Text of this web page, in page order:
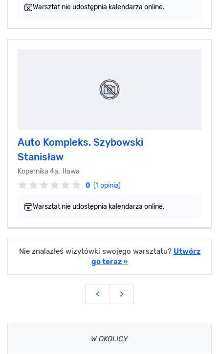
Warsztat nie udostępnia kalendarza online.
Auto Kompleks. Szybowski
Stanisław
Kopernika 4a, Iława
0 (1 opinia)
Warsztat nie udostępnia kalendarza online.
Nie znalazłeś wizytówki swojego warsztatu? Utwórz
go teraz »
< >
W OKOLICY